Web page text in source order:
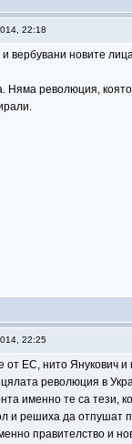
22:18
вербувани новите
Няма революция,
22:25
от ЕС, нито Янукович
цялата революция в
именно те са тези,
и решиха да отпушат
правителство и